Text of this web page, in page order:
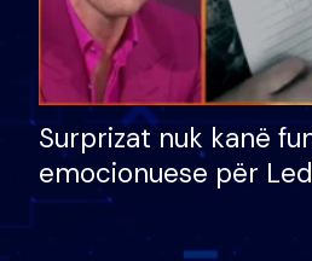
Surprizat nuk kanë
emocionuese për
nëna dhe fëmijët e
nuk i mban dot lotët: